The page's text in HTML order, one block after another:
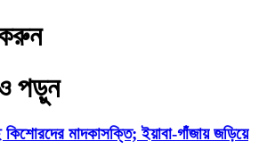
পড়ুন
কিশোরদের মাদকাসক্তি; ইয়াবা-গাঁজায় জড়িয়ে